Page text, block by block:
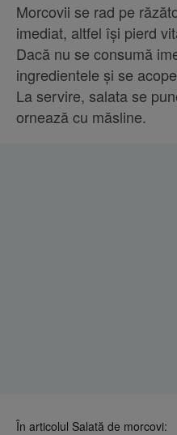
Morcovii se rad pe
imediat, altfel își pierd
Dacă nu se consumă
ingredientele și se
La servire, salata se
ornează cu măsline.
În articolul Salată de morcovi: